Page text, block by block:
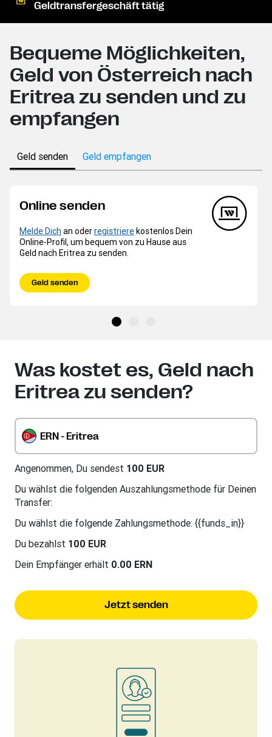
Geldtransfergeschäft tätig
Bequeme Möglichkeiten,
Geld von Österreich nach
Eritrea zu senden und zu
empfangen
Geld senden Geld empfangen
Online senden
Melde Dich an oderregistrierekostenlos Dein
Online-Profil, um bequem von zu Hause aus
Geld nach Eritrea zu senden.
Geld senden
Was kostet es, Geld nach
Eritrea zu senden?
ERN - Eritrea
Angenommen, Du sendest 100 EUR
Du wählst die folgenden Auszahlungsmethode für Deinen
Transfer:
Du wählst die folgende Zahlungsmethode: {{funds_in}}
Du bezahlst 100 EUR
Dein Empfänger erhält 0.00 ERN
Jetzt senden